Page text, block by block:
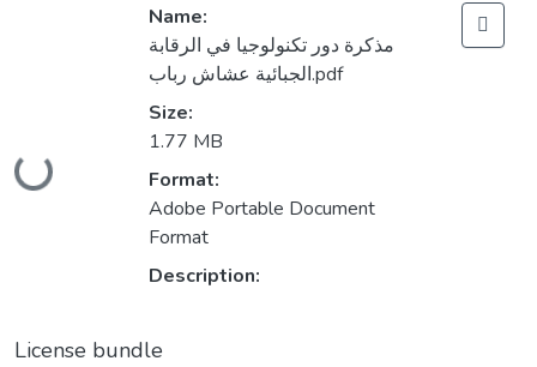
Loading...
Name:
مذكرة دور تكنولوجيا في الرقابة
الجبائية عشاش رباب.pdf
Size:
1.77 MB
Format:
Adobe Portable Document
Format
Description:
License bundle